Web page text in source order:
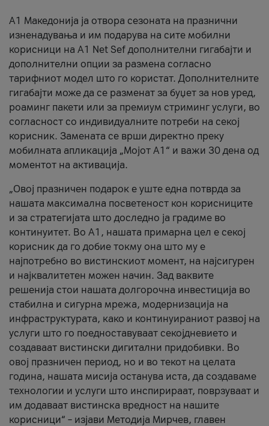
А1 Македонија ја отвора сезоната на празнични
изненадувања и им подарува на сите мобилни
корисници на A1 Net Sef дополнителни гигабајти и
дополнителни опции за размена согласно
тарифниот модел што го користат. Дополнителните
гигабајти може да се разменат за буџет за нов уред,
роаминг пакети или за премиум стриминг услуги, во
согласност со индивидуалните потреби на секој
корисник. Замената се врши директно преку
мобилната апликација „Мојот А1“ и важи 30 дена од
моментот на активација.
„Овој празничен подарок е уште една потврда за
нашата максимална посветеност кон корисниците
и за стратегијата што доследно ја градиме во
континуитет. Во А1, нашата примарна цел е секој
корисник да го добие токму она што му е
најпотребно во вистинскиот момент, на најсигурен
и најквалитетен можен начин. Зад ваквите
решенија стои нашата долгорочна инвестиција во
стабилна и сигурна мрежа, модернизација на
инфраструктурата, како и континуираниот развој на
услуги што го поедноставуваат секојдневието и
создаваат вистински дигитални придобивки. Во
овој празничен период, но и во текот на целата
година, нашата мисија останува иста, да создаваме
технологии и услуги што инспирираат, поврзуваат и
им додаваат вистинска вредност на нашите
корисници“ – изјави Методија Мирчев, главен